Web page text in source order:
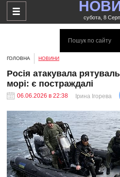
субота, 8
ГОЛОВНА НОВИНИ
Росія атакувала
морі: є постраждалі
06.06.2026 в 22:38 Ірина Ігорева